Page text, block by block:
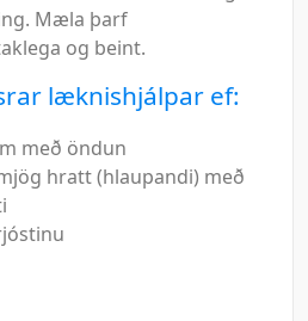
Mæla þarf
og beint.
læknishjálpar ef:
með öndun
hratt (hlaupandi) með